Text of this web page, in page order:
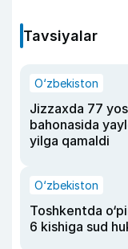
Tavsiyalar
O‘zbekiston
Jizzaxda 77
bahonasida
yilga qamaldi
O‘zbekiston
Toshkentda
6 kishiga sud